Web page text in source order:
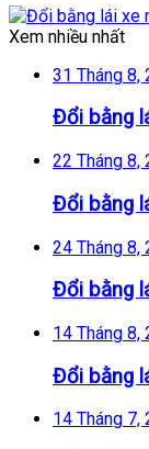
Xem nhiều nhất
31 Tháng 8,
Đổi bằng
22 Tháng 8,
Đổi bằng
24 Tháng 8,
Đổi bằng
14 Tháng 8,
Đổi bằng
14 Tháng 7,